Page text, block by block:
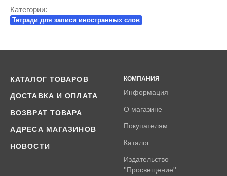
Категории:
Тетради для записи иностранных слов
КАТАЛОГ ТОВАРОВ
ДОСТАВКА И ОПЛАТА
ВОЗВРАТ ТОВАРА
АДРЕСА МАГАЗИНОВ
НОВОСТИ
КОМПАНИЯ
Информация
О магазине
Покупателям
Каталог
Издательство
''Просвещение''